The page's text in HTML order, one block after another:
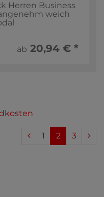
Herren Business
weich
ab 20,94 € *
1 2 3